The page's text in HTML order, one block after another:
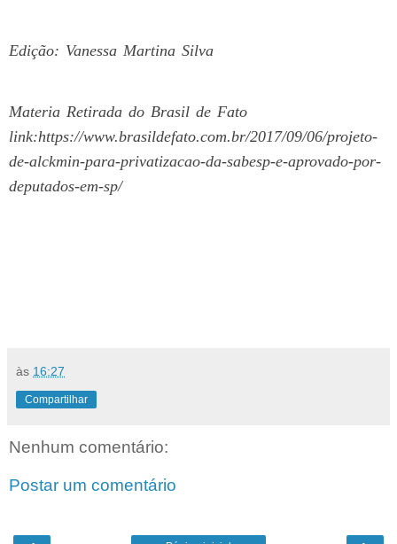
Edição: Vanessa Martina Silva
Materia Retirada do Brasil de Fato
link:https://www.brasildefato.com.br/2017/09/06/projeto-
de-alckmin-para-privatizacao-da-sabesp-e-aprovado-por-
deputados-em-sp/
às 16:27
Compartilhar
Nenhum comentário:
Postar um comentário